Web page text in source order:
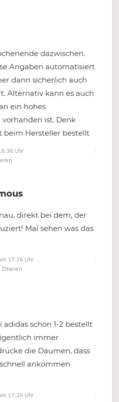
dazwischen.
Angaben automatisiert
dann sicherlich auch
Alternativ kann es auch
ein hohes
ist. Denk
beim Hersteller bestellt
Uhr
direkt bei dem, der
Mal sehen was das
17:16 Uhr
Zitieren
adidas schon 1-2 bestellt
immer
die Daumen, dass
ankommen
17:20 Uhr